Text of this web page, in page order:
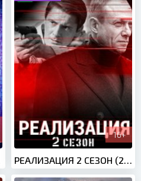
16+
РЕАЛИЗАЦИЯ 2 СЕЗОН (2021)